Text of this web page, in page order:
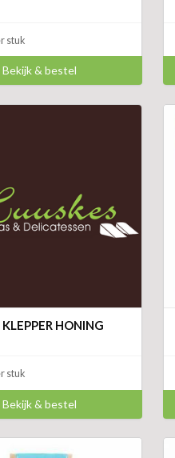
stuk
Bekijk & bestel
KLEPPER HONING
stuk
Bekijk & bestel